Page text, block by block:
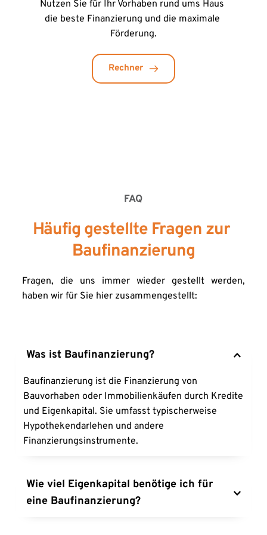
Nutzen Sie für Ihr Vorhaben rund ums Haus
die beste Finanzierung und die maximale
Förderung.
Rechner
FAQ
Häufig gestellte Fragen zur
Baufinanzierung
Fragen, die uns immer wieder gestellt werden,
haben wir für Sie hier zusammengestellt:
Was ist Baufinanzierung?
Baufinanzierung ist die Finanzierung von
Bauvorhaben oder Immobilienkäufen durch Kredite
und Eigenkapital. Sie umfasst typischerweise
Hypothekendarlehen und andere
Finanzierungsinstrumente.
Wie viel Eigenkapital benötige ich für
eine Baufinanzierung?